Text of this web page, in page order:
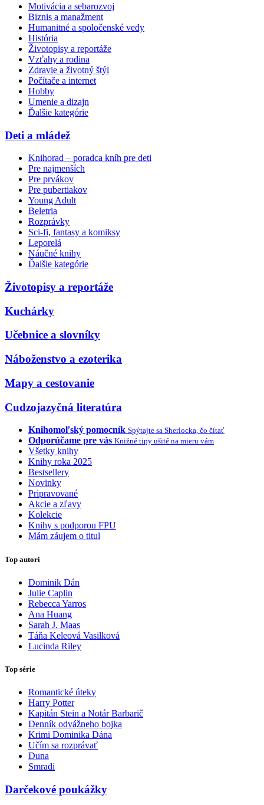
Motivácia a sebarozvoj
Biznis a manažment
Humanitné a spoločenské vedy
História
Životopisy a reportáže
Vzťahy a rodina
Zdravie a životný štýl
Počítače a internet
Hobby
Umenie a dizajn
Ďalšie kategórie
Deti a mládež
Knihorad – poradca kníh pre deti
Pre najmenších
Pre prvákov
Pre pubertiakov
Young Adult
Beletria
Rozprávky
Sci-fi, fantasy a komiksy
Leporelá
Náučné knihy
Ďalšie kategórie
Životopisy a reportáže
Kuchárky
Učebnice a slovníky
Náboženstvo a ezoterika
Mapy a cestovanie
Cudzojazyčná literatúra
Knihomoľský pomocník Spýtajte sa Sherlocka, čo čítať
Odporúčame pre vás Knižné tipy ušité na mieru vám
Všetky knihy
Knihy roka 2025
Bestsellery
Novinky
Pripravované
Akcie a zľavy
Kolekcie
Knihy s podporou FPU
Mám záujem o titul
Top autori
Dominik Dán
Julie Caplin
Rebecca Yarros
Ana Huang
Sarah J. Maas
Táňa Keleová Vasilková
Lucinda Riley
Top série
Romantické úteky
Harry Potter
Kapitán Stein a Notár Barbarič
Denník odvážneho bojka
Krimi Dominika Dána
Učím sa rozprávať
Duna
Smradi
Darčekové poukážky